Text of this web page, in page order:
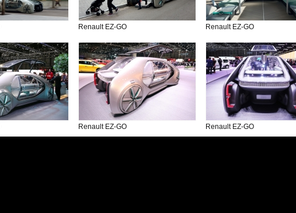
Renault EZ-GO Renault EZ-GO
Renault EZ-GO Renault EZ-GO